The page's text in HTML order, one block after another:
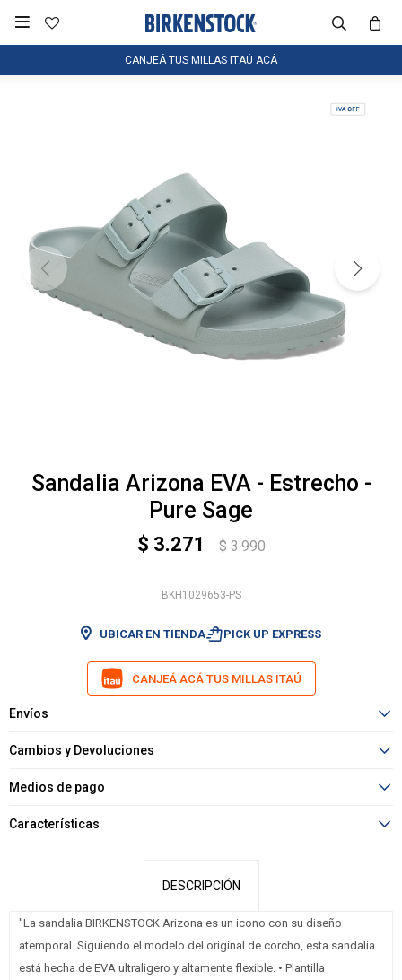

CANJEÁ TUS MILLAS ITAÚ ACÁ
Sandalia Arizona EVA - Estrecho -
Pure Sage
$ 3.271 $ 3.990
BKH1029653-PS
UBICAR EN TIENDAshopping_bag_speedPICK UP EXPRESS
CANJEÁ ACÁ TUS MILLAS ITAÚ
Envíos
Cambios y Devoluciones
Medios de pago
Características
DESCRIPCIÓN
"La sandalia BIRKENSTOCK Arizona es un icono con su diseño
atemporal. Siguiendo el modelo del original de corcho, esta sandalia
está hecha de EVA ultraligero y altamente flexible. • Plantilla